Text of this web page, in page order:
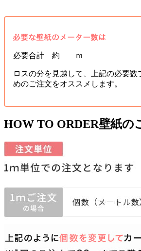
必要合計 約 ｍ
ロスの分を見越して、上記の必要数
めのご注文をオススメします。
HOW TO ORDER壁紙の